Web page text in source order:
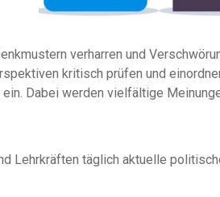
verharren und
kritisch prüfen und
Dabei werden vielfältige
Lehrkräften täglich aktuelle